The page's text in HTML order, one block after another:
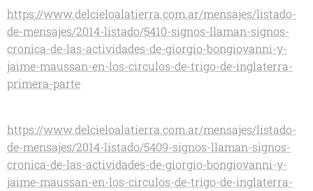
https://www.delcieloalatierra.com.ar/mensajes/listado-
de-mensajes/2014-listado/5410-signos-llaman-signos-
cronica-de-las-actividades-de-giorgio-bongiovanni-y-
jaime-maussan-en-los-circulos-de-trigo-de-inglaterra-
primera-parte
https://www.delcieloalatierra.com.ar/mensajes/listado-
de-mensajes/2014-listado/5409-signos-llaman-signos-
cronica-de-las-actividades-de-giorgio-bongiovanni-y-
jaime-maussan-en-los-circulos-de-trigo-de-inglaterra-